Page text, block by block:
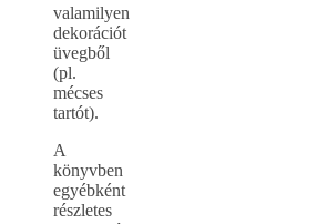
valamilyen
dekorációt
üvegből
(pl.
mécses
tartót).
A
könyvben
egyébként
részletes